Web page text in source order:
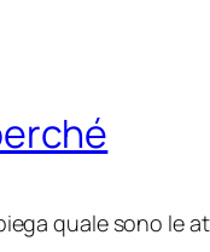
quale sono le